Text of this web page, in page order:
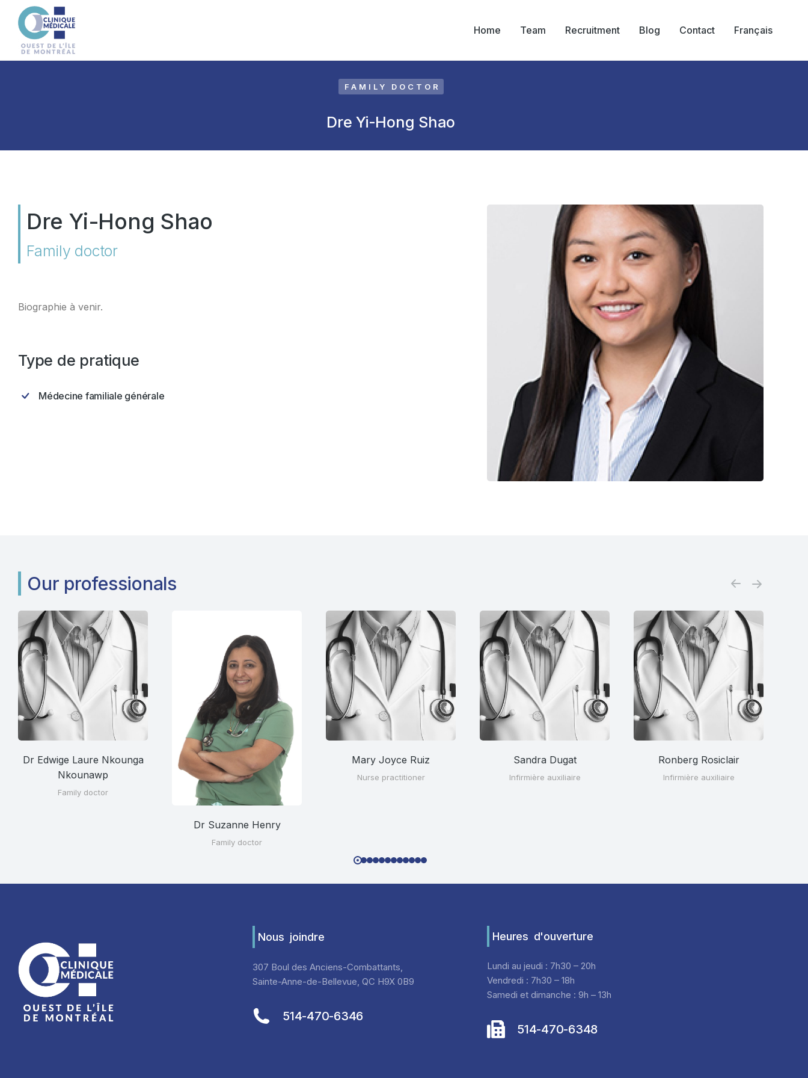
Home Team Recruitment Blog Contact Français
FAMILY DOCTOR
Dre Yi-Hong Shao
Dre Yi-Hong Shao
Family doctor
Biographie à venir.
Type de pratique
Médecine familiale générale
Our professionals
Dr Edwige Laure Nkounga
Nkounawp
Family doctor
Dr Suzanne Henry
Family doctor
Mary Joyce Ruiz
Nurse practitioner
Sandra Dugat
Infirmière auxiliaire
Ronberg Rosiclair
Infirmière auxiliaire
Nous joindre
307 Boul des Anciens-Combattants,
Sainte-Anne-de-Bellevue, QC H9X 0B9
514-470-6346
Heures d'ouverture
Lundi au jeudi : 7h30 – 20h
Vendredi : 7h30 – 18h
Samedi et dimanche : 9h – 13h
514-470-6348